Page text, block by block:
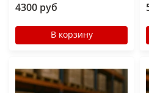
4300 руб
В корзину